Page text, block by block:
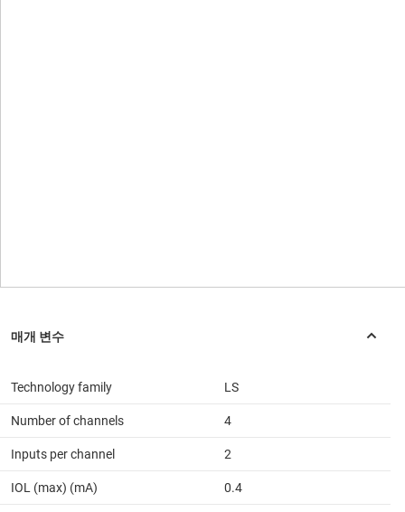
Technology family LS
Number of channels 4
Inputs per channel 2
IOL (max) (mA) 0.4